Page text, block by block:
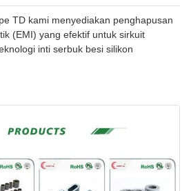
TD kami menyediakan penghapusan
(EMI) yang efektif untuk sirkuit
inti serbuk besi silikon